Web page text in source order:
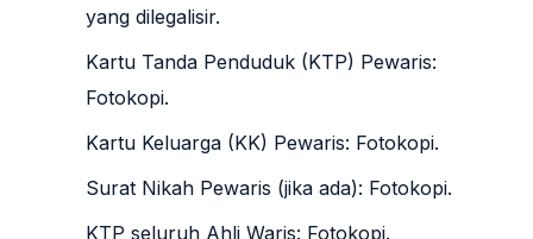
yang dilegalisir.
Kartu Tanda Penduduk (KTP) Pewaris:
Fotokopi.
Kartu Keluarga (KK) Pewaris: Fotokopi.
Surat Nikah Pewaris (jika ada): Fotokopi.
KTP seluruh Ahli Waris: Fotokopi.